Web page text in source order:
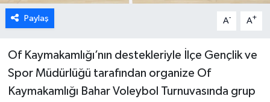
Paylaş A- A+
Of Kaymakamlığı’nın destekleriyle İlçe Gençlik ve
Spor Müdürlüğü tarafından organize Of
Kaymakamlığı Bahar Voleybol Turnuvasında grup